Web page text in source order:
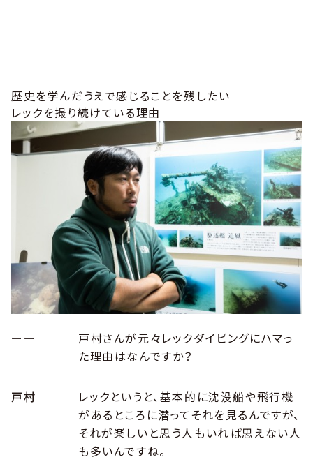
歴史を学んだうえで感じることを残したい
レックを撮り続けている理由
ーー
戸村さんが元々レックダイビングにハマっ
た理由はなんですか？
戸村
レックというと、基本的に沈没船や飛行機
があるところに潜ってそれを見るんですが、
それが楽しいと思う人もいれば思えない人
も多いんですね。